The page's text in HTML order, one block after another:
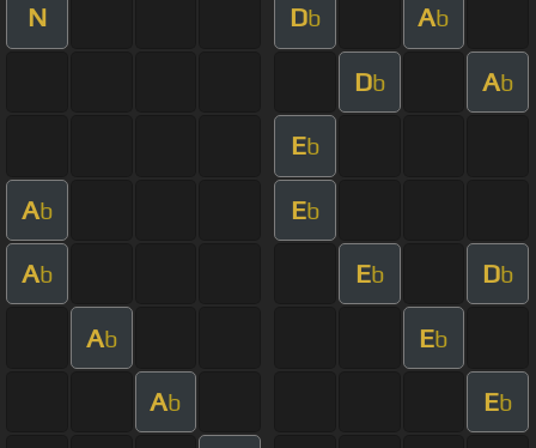
N Db Ab
Db Ab
Eb
Ab Eb
Ab Eb Db
Ab Eb
Ab Eb